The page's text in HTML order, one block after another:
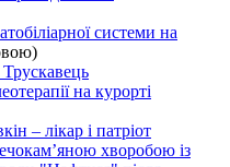
системи на
на курорті
– лікар і патріот
хворобою із